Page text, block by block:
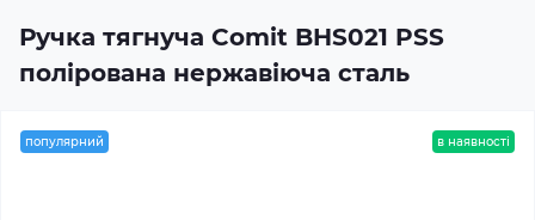
Ручка тягнуча Comit BHS021 PSS
полірована нержавіюча сталь
популярний в наявності